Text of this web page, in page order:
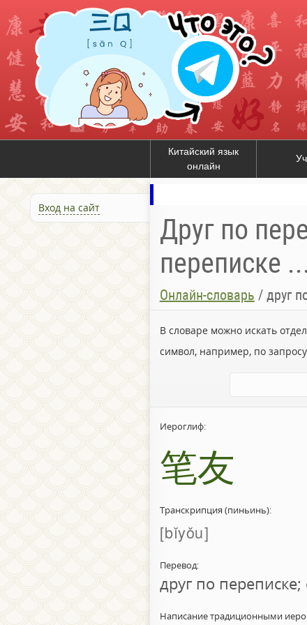
Китайский язык
онлайн
Вход на сайт
Друг по
переписке
Онлайн-словарь / друг
В словаре можно искать
символ, например, по запросу
Иероглиф:
笔友
Транскрипция (пиньинь):
bǐyǒu
Перевод:
друг по
Написание традиционными